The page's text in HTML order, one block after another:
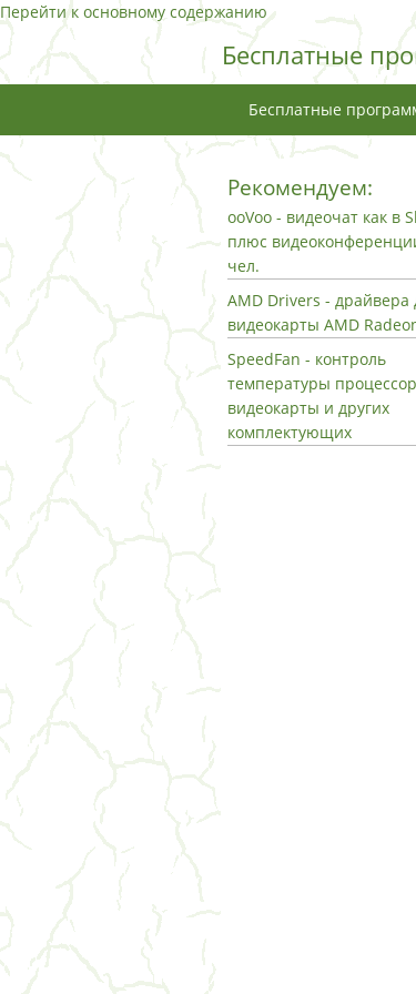
Перейти к основному содержанию
Бесплатные
Бесплатные
Рекомендуем:
ooVoo - видеочат как в
плюс
чел.
AMD Drivers - драйвера
видеокарты AMD
SpeedFan - контроль
температуры
видеокарты и других
комплектующих